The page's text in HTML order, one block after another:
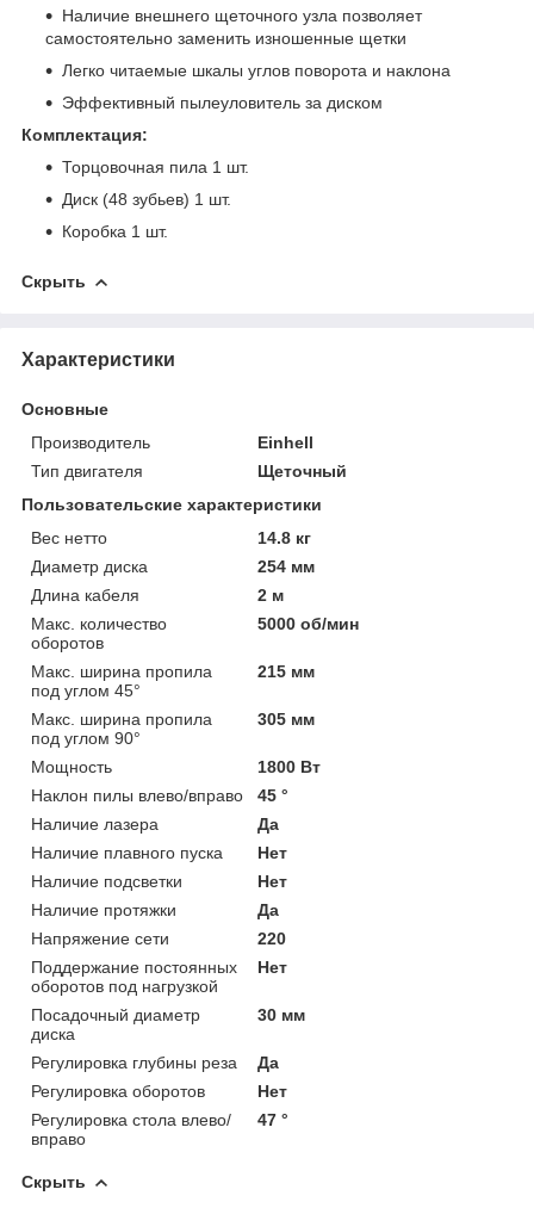
Наличие внешнего щеточного узла позволяет
самостоятельно заменить изношенные щетки
Легко читаемые шкалы углов поворота и наклона
Эффективный пылеуловитель за диском
Комплектация:
Торцовочная пила 1 шт.
Диск (48 зубьев) 1 шт.
Коробка 1 шт.
Скрыть
Характеристики
Основные
Производитель
Einhell
Тип двигателя
Щеточный
Пользовательские характеристики
Вес нетто
14.8 кг
Диаметр диска
254 мм
Длина кабеля
2 м
Макс. количество
оборотов
5000 об/мин
Макс. ширина пропила
под углом 45°
215 мм
Макс. ширина пропила
под углом 90°
305 мм
Мощность
1800 Вт
Наклон пилы влево/вправо
45 °
Наличие лазера
Да
Наличие плавного пуска
Нет
Наличие подсветки
Нет
Наличие протяжки
Да
Напряжение сети
220
Поддержание постоянных
оборотов под нагрузкой
Нет
Посадочный диаметр
диска
30 мм
Регулировка глубины реза
Да
Регулировка оборотов
Нет
Регулировка стола влево/
вправо
47 °
Скрыть